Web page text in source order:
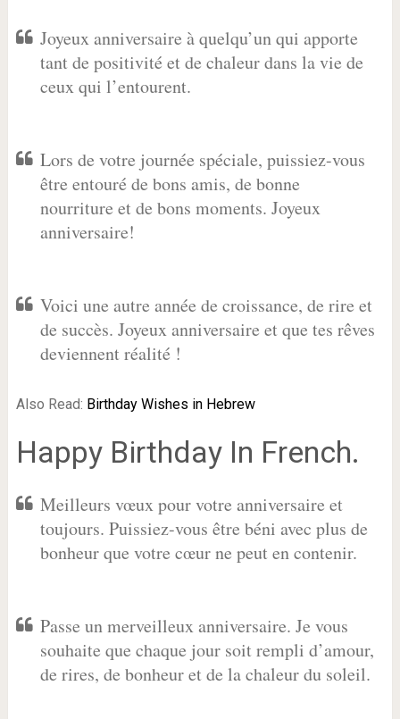
Joyeux anniversaire à quelqu’un qui apporte
tant de positivité et de chaleur dans la vie de
ceux qui l’entourent.
Lors de votre journée spéciale, puissiez-vous
être entouré de bons amis, de bonne
nourriture et de bons moments. Joyeux
anniversaire!
Voici une autre année de croissance, de rire et
de succès. Joyeux anniversaire et que tes rêves
deviennent réalité !
Also Read: Birthday Wishes in Hebrew
Happy Birthday In French.
Meilleurs vœux pour votre anniversaire et
toujours. Puissiez-vous être béni avec plus de
bonheur que votre cœur ne peut en contenir.
Passe un merveilleux anniversaire. Je vous
souhaite que chaque jour soit rempli d’amour,
de rires, de bonheur et de la chaleur du soleil.